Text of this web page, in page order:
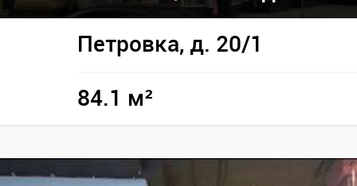
Петровка, д. 20/1
84.1 м²